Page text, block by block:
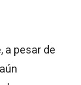
a pesar de